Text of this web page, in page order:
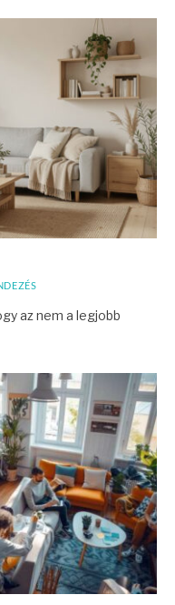
az nem a legjobb